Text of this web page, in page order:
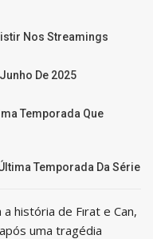
Nos Streamings
De 2025
Temporada Que
Temporada Da Série
história de Fırat e Can,
uma tragédia